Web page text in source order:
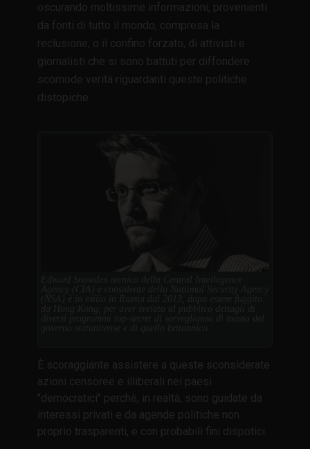
oscurando moltissime informazioni, provenienti
da fonti di tutto il mondo, compresa la
reclusione, o il confino forzato, di attivisti e
giornalisti che si sono battuti per diffondere
scomode verità riguardanti queste politiche
distopiche.
È scoraggiante assistere a queste sconsiderate
azioni censoree e illiberali nei paesi
"democratici" perchè, in realtà, sono guidate da
interessi privati e da agende politiche non
proprio trasparenti, e con probabili fini dispotici.